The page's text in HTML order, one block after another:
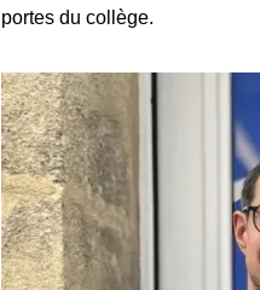
portes du collège.